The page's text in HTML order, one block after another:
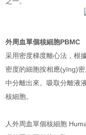
外周血單個核細胞PBMC
采用密度梯度離心法，
密度的細胞按相應(yīng)密
中分離出來。吸取分離液
核細胞。
人外周血單個核細胞